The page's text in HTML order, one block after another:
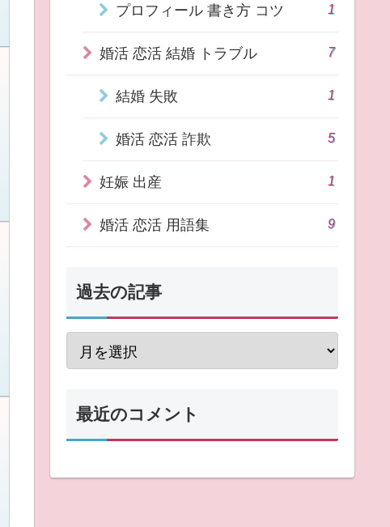
プロフィール 書き方 コツ 1
婚活 恋活 結婚 トラブル 7
結婚 失敗 1
婚活 恋活 詐欺 5
妊娠 出産 1
婚活 恋活 用語集 9
過去の記事
最近のコメント